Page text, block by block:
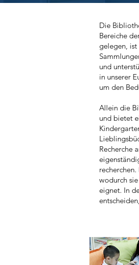
Die
Bereiche
gelegen,
und
in unserer
um den
Allein die
und bietet
Recherche
wodurch
eignet. In